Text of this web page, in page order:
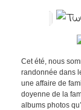
Cet été, nous
randonnée dans
une affaire de
doyenne de la
albums photos